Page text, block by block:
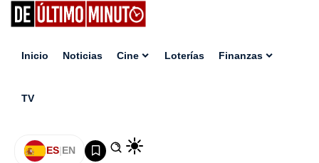
Inicio Noticias Cine Loterías Finanzas
TV
ES|EN